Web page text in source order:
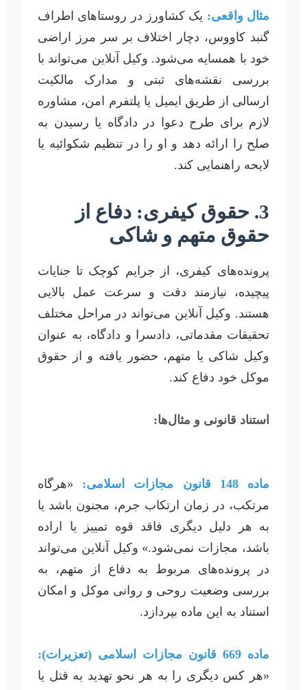
مثال واقعی: یک کشاورز در روستاهای اطراف
گنبد کاووس، دچار اختلاف بر سر مرز اراضی
خود با همسایه می‌شود. وکیل آنلاین می‌تواند با
بررسی نقشه‌های ثبتی و مدارک مالکیت
ارسالی از طریق ایمیل یا پلتفرم امن، مشاوره
لازم برای طرح دعوا در دادگاه یا رسیدن به
صلح را ارائه دهد و او را در تنظیم شکوائیه یا
لایحه راهنمایی کند.
3. حقوق کیفری: دفاع از
حقوق متهم و شاکی
پرونده‌های کیفری، از جرایم کوچک تا جنایات
پیچیده، نیازمند دقت و سرعت عمل بالایی
هستند. وکیل آنلاین می‌تواند در مراحل مختلف
تحقیقات مقدماتی، دادسرا و دادگاه، به عنوان
وکیل شاکی یا متهم، حضور یافته و از حقوق
موکل خود دفاع کند.
استناد قانونی و مثال‌ها:
ماده 148 قانون مجازات اسلامی:
«هرگاه
مرتکب، در زمان ارتکاب جرم، مجنون باشد یا
به هر دلیل دیگری فاقد قوه تمییز یا اراده
باشد، مجازات نمی‌شود.» وکیل آنلاین می‌تواند
در پرونده‌های مربوط به دفاع از متهم، به
بررسی وضعیت روحی و روانی موکل و امکان
استناد به این ماده بپردازد.
ماده 669 قانون مجازات اسلامی (تعزیرات):
«هر کس دیگری را به هر نحو تهدید به قتل یا